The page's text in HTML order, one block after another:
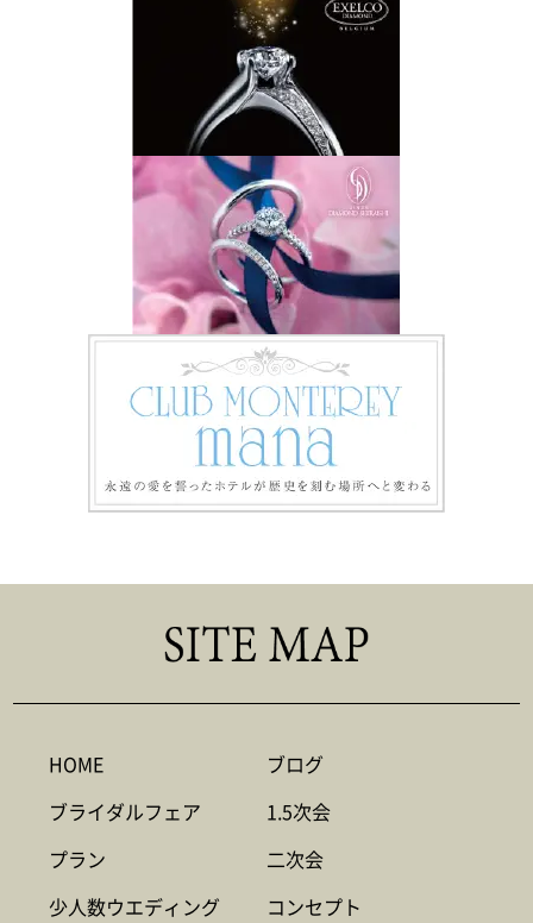
HOME
ブライダルフェア
プラン
少人数ウエディング
ブログ
1.5次会
二次会
コンセプト